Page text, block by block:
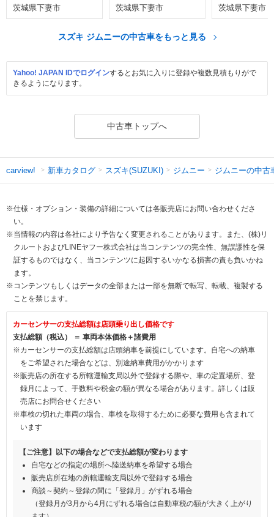
茨城県下妻市 茨城県下妻市 茨城県下妻市
スズキ ジムニーの中古車をもっと見る
Yahoo! JAPAN IDでログインするとお気に入りに登録や複数見積もりがで
きるようになります。
中古車トップへ
carview! 新車カタログ スズキ(SUZUKI) ジムニー ジムニーの中古
※仕様・オプション・装備の詳細については各販売店にお問い合わせくださ
い。
※当情報の内容は各社により予告なく変更されることがあります。また、(株)リ
クルートおよびLINEヤフー株式会社は当コンテンツの完全性、無誤謬性を保
証するものではなく、当コンテンツに起因するいかなる損害の責も負いかね
ます。
※コンテンツもしくはデータの全部または一部を無断で転写、転載、複製する
ことを禁じます。
カーセンサーの支払総額は店頭乗り出し価格です
支払総額（税込） ＝ 車両本体価格＋諸費用
※カーセンサーの支払総額は店頭納車を前提にしています。自宅への納車
をご希望された場合などは、別途納車費用がかかります
※販売店の所在する所轄運輸支局以外で登録する際や、車の定置場所、登
録月によって、手数料や税金の額が異なる場合があります。詳しくは販
売店にお問合せください
※車検の切れた車両の場合、車検を取得するために必要な費用も含まれて
います
【ご注意】以下の場合などで支払総額が変わります
自宅などの指定の場所へ陸送納車を希望する場合
販売店所在地の所轄運輸支局以外で登録する場合
商談～契約～登録の間に「登録月」がずれる場合
（登録月が3月から4月にずれる場合は自動車税の額が大きく上がり